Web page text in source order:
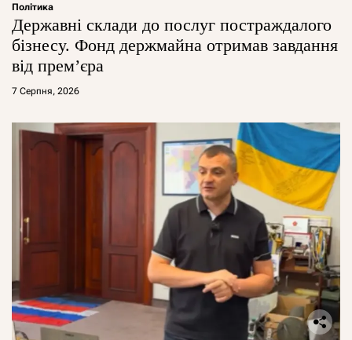
Політика
Державні склади до послуг постраждалого
бізнесу. Фонд держмайна отримав завдання
від прем’єра
7 Серпня, 2026